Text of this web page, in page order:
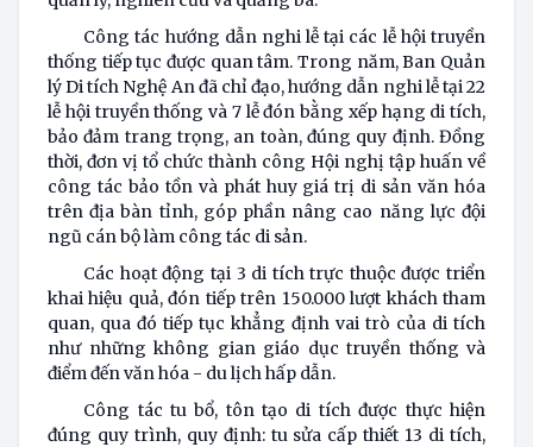
Công tác hướng dẫn nghi lễ tại các lễ hội truyền
thống tiếp tục được quan tâm. Trong năm, Ban Quản
lý Di tích Nghệ An đã chỉ đạo, hướng dẫn nghi lễ tại 22
lễ hội truyền thống và 7 lễ đón bằng xếp hạng di tích,
bảo đảm trang trọng, an toàn, đúng quy định. Đồng
thời, đơn vị tổ chức thành công Hội nghị tập huấn về
công tác bảo tồn và phát huy giá trị di sản văn hóa
trên địa bàn tỉnh, góp phần nâng cao năng lực đội
ngũ cán bộ làm công tác di sản.
Các hoạt động tại 3 di tích trực thuộc được triển
khai hiệu quả, đón tiếp trên 150.000 lượt khách tham
quan, qua đó tiếp tục khẳng định vai trò của di tích
như những không gian giáo dục truyền thống và
điểm đến văn hóa - du lịch hấp dẫn.
Công tác tu bổ, tôn tạo di tích được thực hiện
đúng quy trình, quy định: tu sửa cấp thiết 13 di tích,